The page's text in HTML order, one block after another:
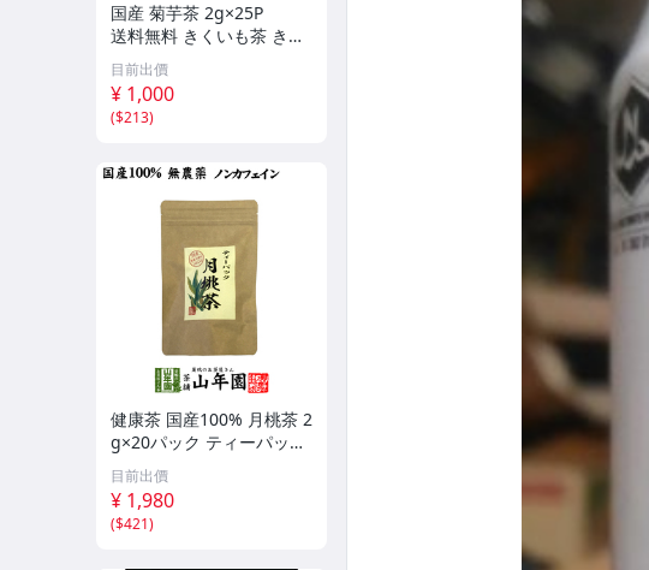
国産 菊芋茶 2g×25P
送料無料 きくいも茶 きく
いも ティーバッグ 国産 健
康茶 ノンカフェイン イヌ
リン カリウム 血糖値 ya
目前出價
¥ 1,000
($213)
健康茶 国産100% 月桃茶 2
g×20パック ティーパック
ノンカフェイン 沖縄県産
無農薬 月桃水 送料無料
目前出價
¥ 1,980
($421)